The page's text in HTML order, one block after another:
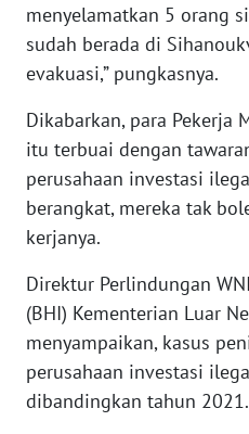
menyelamatkan 5 orang
sudah berada di
evakuasi,” pungkasnya.
Dikabarkan, para Pekerja
itu terbuai dengan
perusahaan investasi
berangkat, mereka tak
kerjanya.
Direktur Perlindungan
(BHI) Kementerian Luar
menyampaikan, kasus
perusahaan investasi
dibandingkan tahun 2021.
WN
PAPUA
PAPUA
RIAU
WN
SERAMBI
WN
JAMBI